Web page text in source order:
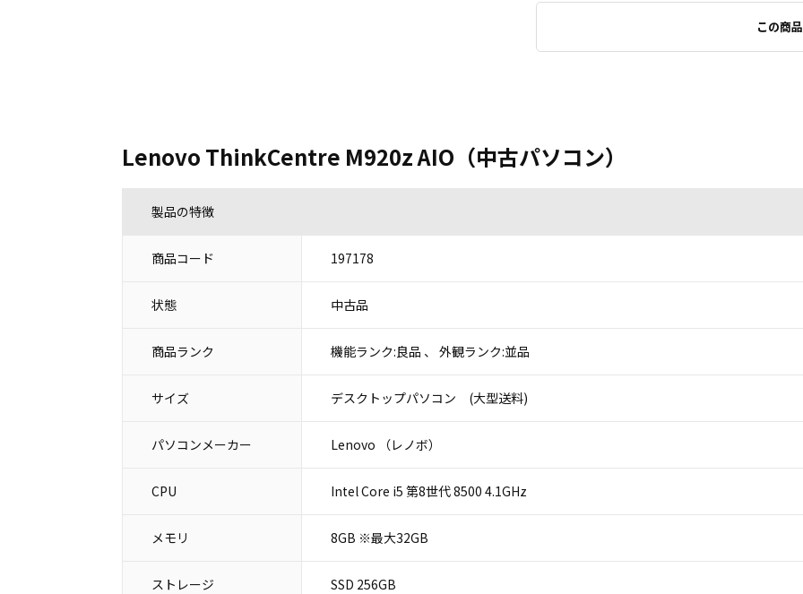
この商
Lenovo ThinkCentre M920z AIO（中古パソコン）
製品の特徴
商品コード 197178
状態 中古品
商品ランク 機能ランク:良品 、 外観ランク:並品
サイズ デスクトップパソコン (大型送料)
パソコンメーカー Lenovo （レノボ）
CPU Intel Core i5 第8世代 8500 4.1GHz
メモリ 8GB ※最大32GB
ストレージ SSD 256GB